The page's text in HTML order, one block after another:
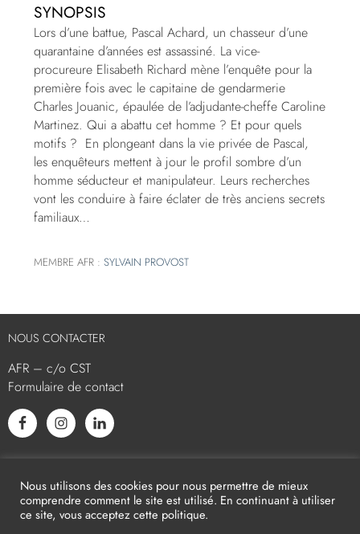
SYNOPSIS
Lors d’une battue, Pascal Achard, un chasseur d’une
quarantaine d’années est assassiné. La vice-
procureure Elisabeth Richard mène l’enquête pour la
première fois avec le capitaine de gendarmerie
Charles Jouanic, épaulée de l’adjudante-cheffe Caroline
Martinez. Qui a abattu cet homme ? Et pour quels
motifs ? En plongeant dans la vie privée de Pascal,
les enquêteurs mettent à jour le profil sombre d’un
homme séducteur et manipulateur. Leurs recherches
vont les conduire à faire éclater de très anciens secrets
familiaux…
MEMBRE AFR :SYLVAIN PROVOST
NOUS CONTACTER
AFR – c/o CST
Formulaire de contact
Nous utilisons des cookies pour nous permettre de mieux
comprendre comment le site est utilisé. En continuant à utiliser
ce site, vous acceptez cette politique.